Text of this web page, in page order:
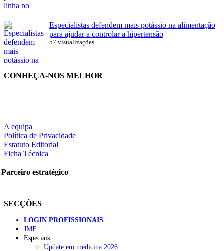
Especialistas defendem mais potássio na alimentação
para ajudar a controlar a hipertensão
57 visualizações
CONHEÇA-NOS MELHOR
A equipa
Política de Privacidade
Estatuto Editorial
Ficha Técnica
Parceiro estratégico
SECÇÕES
LOGIN PROFISSIONAIS
JMF
Especiais
Update em medicina 2026